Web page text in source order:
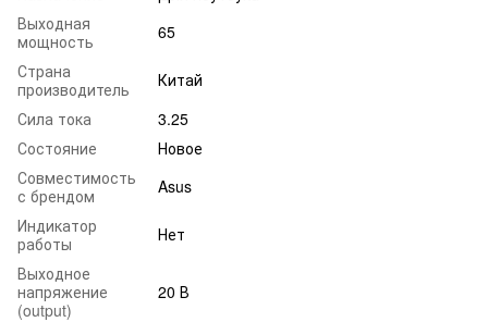
Выходная
мощность
65
Страна
производитель
Китай
Сила тока
3.25
Состояние
Новое
Совместимость
с брендом
Asus
Индикатор
работы
Нет
Выходное
напряжение
(output)
20 В